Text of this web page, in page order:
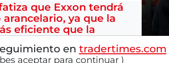
que Exxon tendrá
ya que la
eficiente que la
en tradertimes.com
aceptar para continuar )